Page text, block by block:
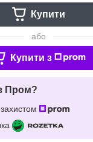
Купити
або
Купити з
Пром?